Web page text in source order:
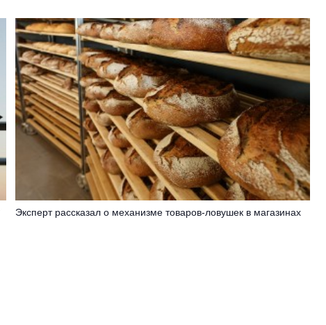
Эксперт рассказал о механизме товаров-ловушек в магазинах